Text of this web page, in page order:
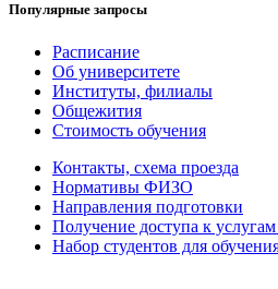
Популярные запросы
Расписание
Об университете
Институты, филиалы
Общежития
Стоимость обучения
Контакты, схема проезда
Нормативы ФИЗО
Направления подготовки
Получение доступа к
Набор студентов для